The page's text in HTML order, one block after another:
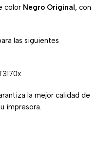
color Negro Original, con
las siguientes
la mejor calidad de
impresora.